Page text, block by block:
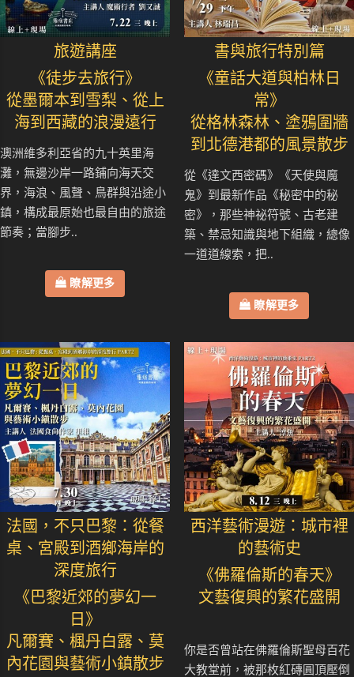
旅遊講座
《徒步去旅行》
從墨爾本到雪梨、從上
海到西藏的浪漫遠行
澳洲維多利亞省的九十英里海
灘，無邊沙岸一路鋪向海天交
界，海浪、風聲、鳥群與沿途小
鎮，構成最原始也最自由的旅途
節奏；當腳步..
瞭解更多
書與旅行特別篇
《童話大道與柏林日
常》
從格林森林、塗鴉圍牆
到北德港都的風景散步
從《達文西密碼》《天使與魔
鬼》到最新作品《秘密中的秘
密》，那些神祕符號、古老建
築、禁忌知識與地下組織，總像
一道道線索，把..
瞭解更多
法國，不只巴黎：從餐
桌、宮殿到酒鄉海岸的
深度旅行
《巴黎近郊的夢幻一
日》
凡爾賽、楓丹白露、莫
內花園與藝術小鎮散步
西洋藝術漫遊：城市裡
的藝術史
《佛羅倫斯的春天》
文藝復興的繁花盛開
你是否曾站在佛羅倫斯聖母百花
大教堂前，被那枚紅磚圓頂壓倒